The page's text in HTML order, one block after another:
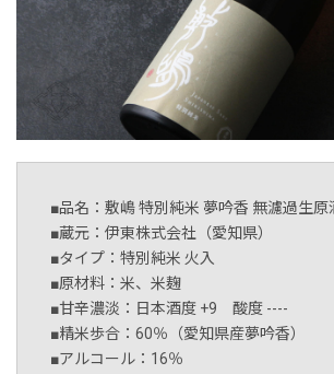
■品名：敷嶋 特別純米 夢吟香 無濾過生原
■蔵元：伊東株式会社（愛知県）
■タイプ：特別純米 火入
■原材料：米、米麹
■甘辛濃淡：日本酒度 +9 酸度 ----
■精米歩合：60％（愛知県産夢吟香）
■アルコール：16％